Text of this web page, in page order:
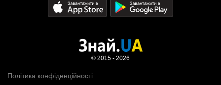
Політика конфіденційності
© 2015 - 2026